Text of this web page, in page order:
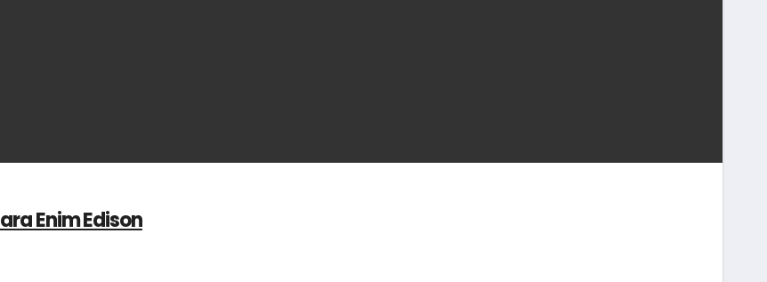
Enim Edison